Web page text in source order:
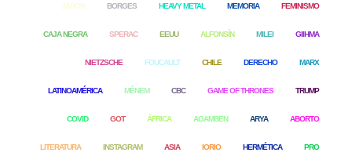
JAPON BORGES HEAVY METAL MEMORIA FEMINISMO
CAJA NEGRA SPERAC EEUU ALFONSÍN MILEI GIIHMA
NIETZSCHE FOUCAULT CHILE DERECHO MARX
LATINOAMÉRICA MÉNEM CBC GAME OF THRONES TRUMP
COVID GOT ÁFRICA AGAMBEN ARYA ABORTO
LITERATURA INSTAGRAM ASIA IORIO HERMÉTICA PRO